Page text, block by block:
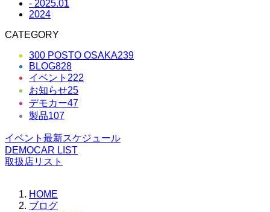
- 2025.01
2024
CATEGORY
300 POSTO OSAKA239
BLOG828
イベント 222
お知らせ25
デモカー47
製品107
イベント最新スケジュール
DEMOCAR LIST
取扱店リスト
HOME
ブログ